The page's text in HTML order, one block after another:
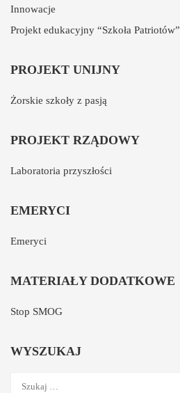
Innowacje
Projekt edukacyjny “Szkoła Patriotów”
PROJEKT UNIJNY
Żorskie szkoły z pasją
PROJEKT RZĄDOWY
Laboratoria przyszłości
EMERYCI
Emeryci
MATERIAŁY DODATKOWE
Stop SMOG
WYSZUKAJ